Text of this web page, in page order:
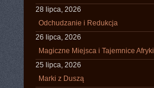
28 lipca, 2026
Odchudzanie i Redukcja
26 lipca, 2026
Magiczne Miejsca i Tajemnice Afryki
25 lipca, 2026
Marki z Duszą